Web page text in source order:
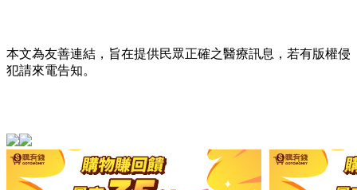
本文為友善連結，旨在提供民眾正確之醫療訊息，若有版權侵
犯請來電告知。